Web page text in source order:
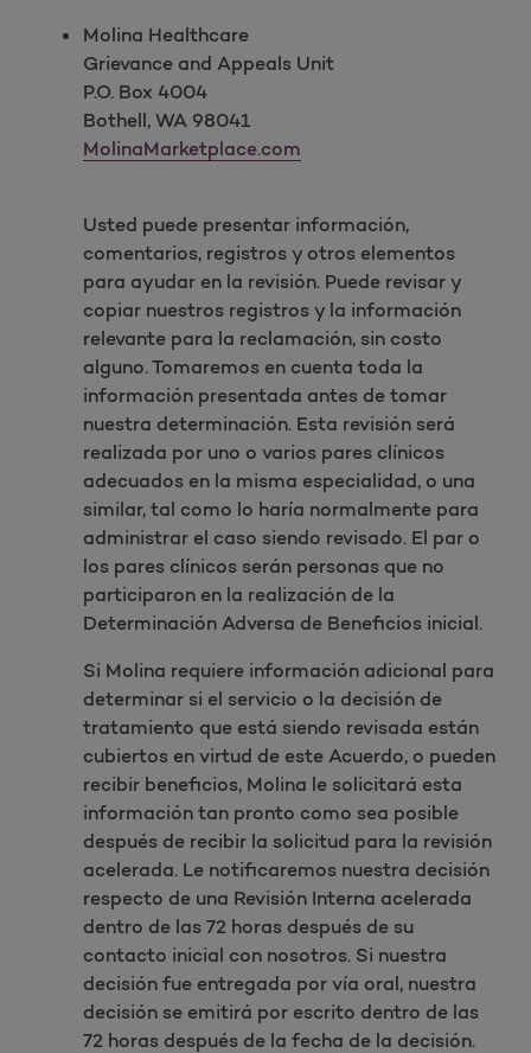
Molina Healthcare
Grievance and Appeals Unit
P.O. Box 4004
Bothell, WA 98041
MolinaMarketplace.com
Usted puede presentar información,
comentarios, registros y otros elementos
para ayudar en la revisión. Puede revisar y
copiar nuestros registros y la información
relevante para la reclamación, sin costo
alguno. Tomaremos en cuenta toda la
información presentada antes de tomar
nuestra determinación. Esta revisión será
realizada por uno o varios pares clínicos
adecuados en la misma especialidad, o una
similar, tal como lo haría normalmente para
administrar el caso siendo revisado. El par o
los pares clínicos serán personas que no
participaron en la realización de la
Determinación Adversa de Beneficios inicial.
Si Molina requiere información adicional para
determinar si el servicio o la decisión de
tratamiento que está siendo revisada están
cubiertos en virtud de este Acuerdo, o pueden
recibir beneficios, Molina le solicitará esta
información tan pronto como sea posible
después de recibir la solicitud para la revisión
acelerada. Le notificaremos nuestra decisión
respecto de una Revisión Interna acelerada
dentro de las 72 horas después de su
contacto inicial con nosotros. Si nuestra
decisión fue entregada por vía oral, nuestra
decisión se emitirá por escrito dentro de las
72 horas después de la fecha de la decisión.